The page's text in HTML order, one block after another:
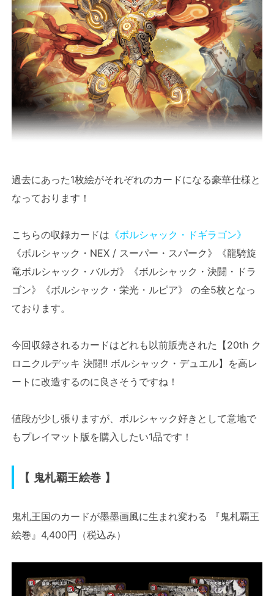
過去にあった1枚絵がそれぞれのカードになる豪華仕様と
なっております！
こちらの収録カードは 《ボルシャック・ドギラゴン》
《ボルシャック・NEX / スーパー・スパーク》《龍騎旋
竜ボルシャック・バルガ》《ボルシャック・決闘・ドラ
ゴン》《ボルシャック・栄光・ルピア》 の全5枚となっ
ております。
今回収録されるカードはどれも以前販売された【20th ク
ロニクルデッキ 決闘!! ボルシャック・デュエル】を高レ
ートに改造するのに良さそうですね！
値段が少し張りますが、ボルシャック好きとして意地で
もプレイマット版を購入したい1品です！
【 鬼札覇王絵巻 】
鬼札王国のカードが墨墨画風に生まれ変わる 『鬼札覇王
絵巻』4,400円（税込み）